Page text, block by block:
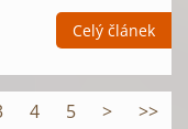
Celý článek
4 5 > >>